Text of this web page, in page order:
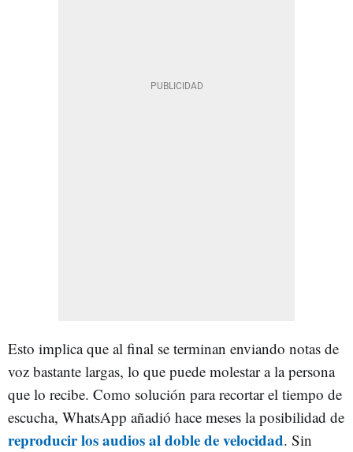
Esto implica que al final se terminan enviando notas de
voz bastante largas, lo que puede molestar a la persona
que lo recibe. Como solución para recortar el tiempo de
escucha, WhatsApp añadió hace meses la posibilidad de
reproducir los audios al doble de velocidad. Sin